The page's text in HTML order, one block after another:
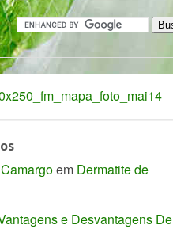
em Dermatite de
e Desvantagens De